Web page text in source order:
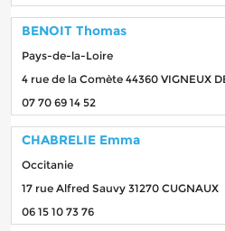
BENOIT Thomas
Pays-de-la-Loire
4 rue de la Comète 44360 VIGNEUX
07 70 69 14 52
CHABRELIE Emma
Occitanie
17 rue Alfred Sauvy 31270 CUGNAUX
06 15 10 73 76